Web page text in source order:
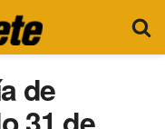
de